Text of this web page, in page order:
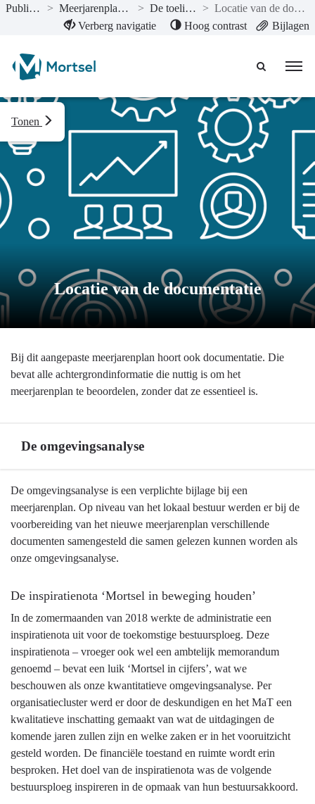
Naar hoofdinhoud
Publicaties > Meerjarenplan 2023-1 > De toelichting >
Locatie van de documentatie
Verberg navigatie
Hoog contrast Bijlagen
Locatie van de documentatie
Tonen
Bij dit aangepaste meerjarenplan hoort ook documentatie. Die
bevat alle achtergrondinformatie die nuttig is om het
meerjarenplan te beoordelen, zonder dat ze essentieel is.
De omgevingsanalyse
Terug
naar
navigatie
Locatie
De
omgevingsanalyse
De omgevingsanalyse is een verplichte bijlage bij een
meerjarenplan. Op niveau van het lokaal bestuur werden er bij de
voorbereiding van het nieuwe meerjarenplan verschillende
documenten samengesteld die samen gelezen kunnen worden als
onze omgevingsanalyse.
De inspiratienota ‘Mortsel in beweging houden’
In de zomermaanden van 2018 werkte de administratie een
inspiratienota uit voor de toekomstige bestuursploeg. Deze
inspiratienota – vroeger ook wel een ambtelijk memorandum
genoemd – bevat een luik ‘Mortsel in cijfers’, wat we
beschouwen als onze kwantitatieve omgevingsanalyse. Per
organisatiecluster werd er door de deskundigen en het MaT een
kwalitatieve inschatting gemaakt van wat de uitdagingen de
komende jaren zullen zijn en welke zaken er in het vooruitzicht
gesteld worden. De financiële toestand en ruimte wordt erin
besproken. Het doel van de inspiratienota was de volgende
bestuursploeg inspireren in de opmaak van hun bestuursakkoord.